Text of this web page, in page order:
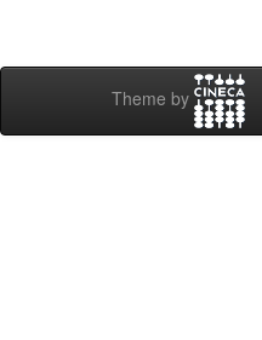
Theme by